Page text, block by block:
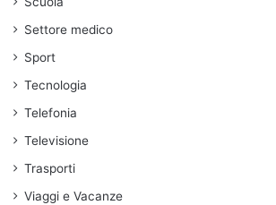
Settore medico
Sport
Tecnologia
Telefonia
Televisione
Trasporti
Viaggi e Vacanze